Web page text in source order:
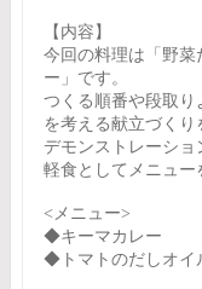
【内容】
今回の料理は「野菜
ー」です。
つくる順番や段取り
を考える献立づくり
デモンストレーショ
軽食としてメニュー
<メニュー>
◆キーマカレー
◆トマトのだしオイ